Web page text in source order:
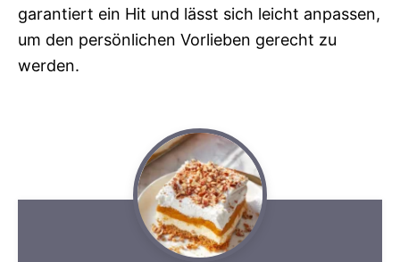
garantiert ein Hit und lässt sich leicht anpassen,
um den persönlichen Vorlieben gerecht zu
werden.